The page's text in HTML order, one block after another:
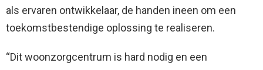
als ervaren ontwikkelaar, de handen ineen om een
toekomstbestendige oplossing te realiseren.
“Dit woonzorgcentrum is hard nodig en een